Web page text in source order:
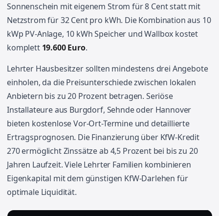
Sonnenschein mit eigenem Strom für 8 Cent statt mit
Netzstrom für 32 Cent pro kWh. Die Kombination aus 10
kWp PV-Anlage, 10 kWh Speicher und Wallbox kostet
komplett 19.600 Euro.
Lehrter Hausbesitzer sollten mindestens drei Angebote
einholen, da die Preisunterschiede zwischen lokalen
Anbietern bis zu 20 Prozent betragen. Seriöse
Installateure aus Burgdorf, Sehnde oder Hannover
bieten kostenlose Vor-Ort-Termine und detaillierte
Ertragsprognosen. Die Finanzierung über KfW-Kredit
270 ermöglicht Zinssätze ab 4,5 Prozent bei bis zu 20
Jahren Laufzeit. Viele Lehrter Familien kombinieren
Eigenkapital mit dem günstigen KfW-Darlehen für
optimale Liquidität.